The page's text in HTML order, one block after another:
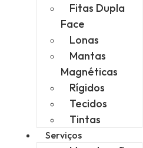
Fitas Dupla
Face
Lonas
Mantas
Magnéticas
Rígidos
Tecidos
Tintas
Serviços